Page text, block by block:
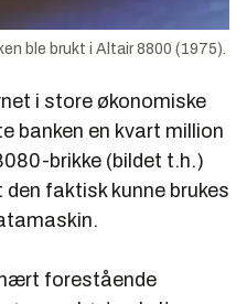
ble brukt i Altair 8800 (1975).
i store økonomiske
banken en kvart million
brikke (bildet t.h.)
faktisk kunne brukes
forestående